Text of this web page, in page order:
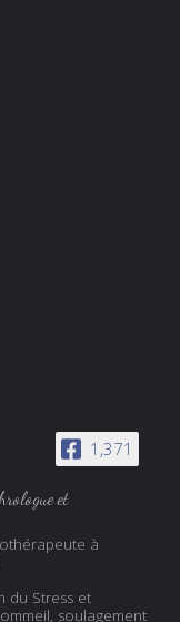
1,371
et
à
du Stress et
soulagement